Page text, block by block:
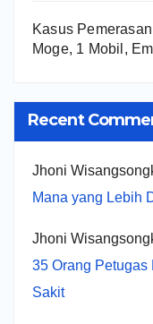
Kasus
Moge, 1 Mobil,
Recent
Jhoni
Mana yang Lebih
Jhoni
35 Orang
Sakit